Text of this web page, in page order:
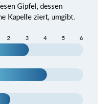
Gipfel, dessen
Kapelle ziert, umgibt.
2 3 4 5 6